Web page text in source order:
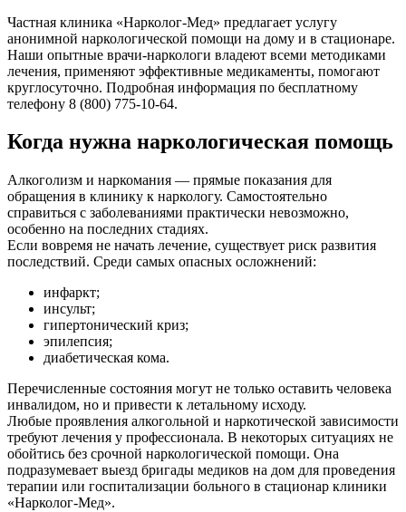
Частная клиника «Нарколог-Мед» предлагает услугу
анонимной наркологической помощи на дому и в стационаре.
Наши опытные врачи-наркологи владеют всеми методиками
лечения, применяют эффективные медикаменты, помогают
круглосуточно. Подробная информация по бесплатному
телефону 8 (800) 775-10-64.
Когда нужна наркологическая помощь
Алкоголизм и наркомания — прямые показания для
обращения в клинику к наркологу. Самостоятельно
справиться с заболеваниями практически невозможно,
особенно на последних стадиях.
Если вовремя не начать лечение, существует риск развития
последствий. Среди самых опасных осложнений:
инфаркт;
инсульт;
гипертонический криз;
эпилепсия;
диабетическая кома.
Перечисленные состояния могут не только оставить человека
инвалидом, но и привести к летальному исходу.
Любые проявления алкогольной и наркотической зависимости
требуют лечения у профессионала. В некоторых ситуациях не
обойтись без срочной наркологической помощи. Она
подразумевает выезд бригады медиков на дом для проведения
терапии или госпитализации больного в стационар клиники
«Нарколог-Мед».